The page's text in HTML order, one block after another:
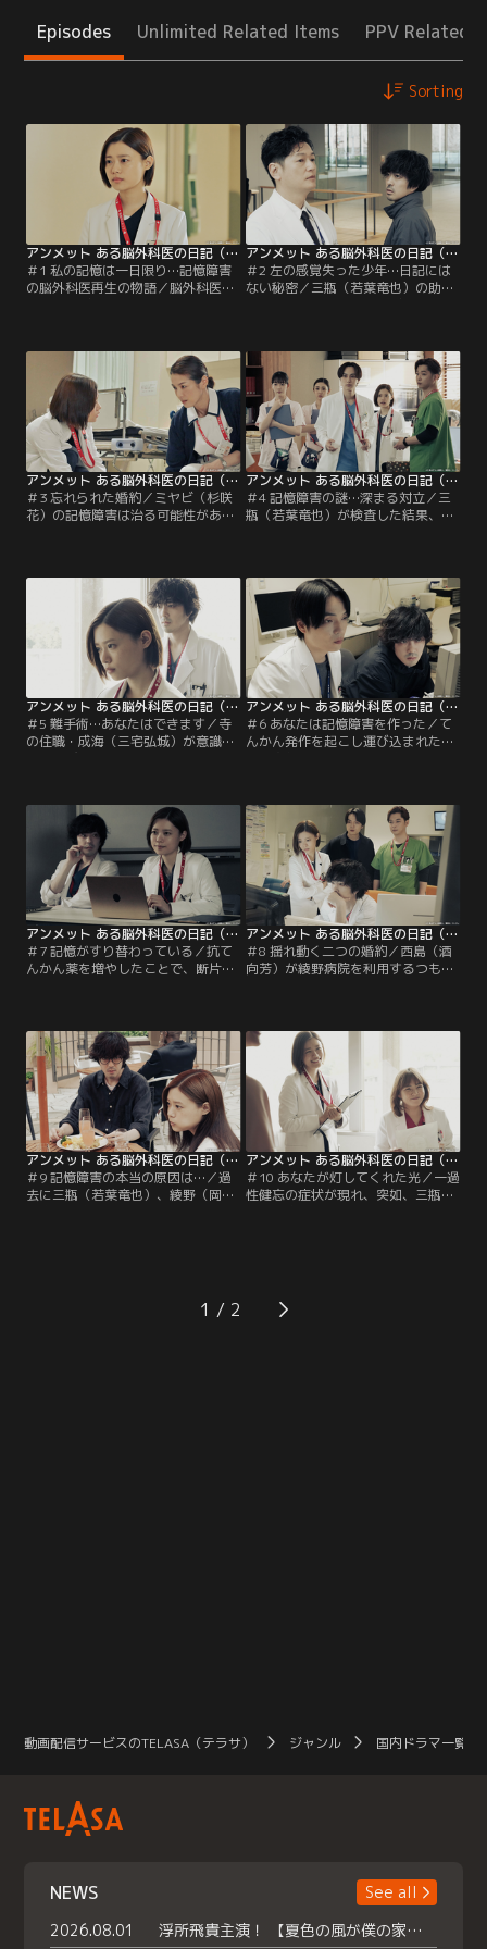
Episodes Unlimited Related Items PPV Related
Sorting
アンメット ある脳外科医の日記（2024/04/15放送分）第01話
＃1 私の記憶は一日限り…記憶障害
の脳外科医再生の物語／脳外科医の
読み記憶を覚え直すことから1日が
始まる。現在は、脳神経外科の教
授・大迫紘一（井浦新）の治療を受
けながら看護助手として働いてい
る。ある日、アメリカ帰りの脳外科
医・三瓶友治（若葉竜也）が着任。
アンメット ある脳外科医の日記（2024/04/22放送分）第02話
＃2 左の感覚失った少年…日記には
ない秘密／三瓶（若葉竜也）の助手
大迫（井浦新）は院長の藤堂（安井
順平）に猛抗議。そんななか、サッ
カー強豪校でエースの鎌田亮介（島
村龍乃介）が試合中に倒れ運ばれて
くる。
アンメット ある脳外科医の日記（2024/04/29放送分）第03話
＃3 忘れられた婚約／ミヤビ（杉咲
花）の記憶障害は治る可能性がある
白に激しく動揺したミヤビは、その
言葉を日記に残すかどうか迷う。さ
らに、星前（千葉雄大）から三瓶が
持っていたというミヤビと三瓶のツ
ーショット写真を見せられ、ますま
す混乱する。
アンメット ある脳外科医の日記（2024/05/06放送分）第04話
＃4 記憶障害の謎…深まる対立／三
瓶（若葉竜也）が検査した結果、ミ
談を受けた大迫（井浦新）は三瓶の
見立てが間違っていると指摘。さら
に、三瓶のことを「危険な医者」だ
と言い放つ。検査結果に納得できな
い三瓶は、ミヤビのカルテを確認し
ようと大迫の元を訪ねるが…。
アンメット ある脳外科医の日記（2024/05/13放送分）第05話
＃5 難手術…あなたはできます／寺
の住職・成海（三宅弘城）が意識不
明で運び込まれてくる。検査の結
やめるよう宣告。それは事実上の引
退勧告で、成海はその言葉を静かに
受け止めるが…。成海の手術が行わ
れることになり、三瓶（若葉竜也）
はミヤビを術者に指名するが、手術
の難易度が高いため…。
アンメット ある脳外科医の日記（2024/05/20放送分）第06話
＃6 あなたは記憶障害を作った／て
んかん発作を起こし運び込まれた山
一方で、発作を起こしたことがない
患者への予防投与は推奨されていな
い抗てんかん薬を、大迫（井浦新）
から処方されているというミヤビ
（杉咲花）。それを聞いた三瓶（若
葉竜也）は…。
アンメット ある脳外科医の日記（2024/05/27放送分）第07話
＃7 記憶がすり替わっている／抗て
んかん薬を増やしたことで、断片的
まらないが、三瓶（若葉竜也）だけ
は表情が晴れない。そんななか、高
美武志（小市慢太郎）の居酒屋を訪
れた一同は、料理の味がいつもより
濃いことに気づく。検査をしてみる
と脳に髄膜腫があり…。
アンメット ある脳外科医の日記（2024/06/03放送分）第08話
＃8 揺れ動く二つの婚約／西島（酒
向芳）が綾野病院を利用するつもり
真意が分からない綾野は、突然の婚
約解消に困惑する。息子の結婚のカ
ラクリを知った綾野の父・勲（飯田
基祐）は、綾野病院の経営再建のた
めに過疎地医療を廃止することに猛
反発。
アンメット ある脳外科医の日記（2024/06/10放送分）第09話
＃9 記憶障害の本当の原因は…／過
去に三瓶（若葉竜也）、綾野（岡山
に尋ねる。しかし、当時ミヤビと三
瓶が2人でよく行動していたことは
アンメット ある脳外科医の日記（2024/06/17放送分）第10話
＃10 あなたが灯してくれた光／一過
性健忘の症状が現れ、突如、三瓶
雅也）が丘陵セントラル病院に運ば
れてくる。最悪性の脳腫瘍を患う周
1
動画配信サービスのTELASA（テラサ） ジャンル 国内ドラマ一覧（
NEWS
See all
2026.08.01
浮所飛貴主演！ 【夏色の風が僕の家にやってきた】 本日よりテラサで独占配信スタート！